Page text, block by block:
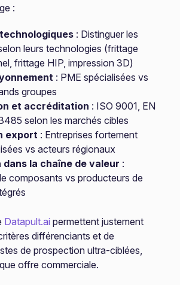
:
: Distinguer les
leurs technologies (frittage
frittage HIP, impression 3D)
: PME spécialisées vs
groupes
et accréditation : ISO 9001, EN
selon les marchés cibles
export : Entreprises fortement
vs acteurs régionaux
la chaîne de valeur :
composants vs producteurs de
Datapult.ai permettent justement
différenciants et de
de prospection ultra-ciblées,
offre commerciale.